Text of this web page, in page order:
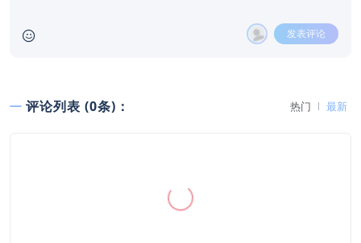
发表评论
评论列表 (0条)： 热门 最新